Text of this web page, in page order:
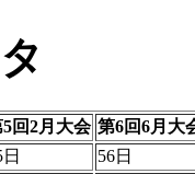
回2月大会 第6回6月大
56日